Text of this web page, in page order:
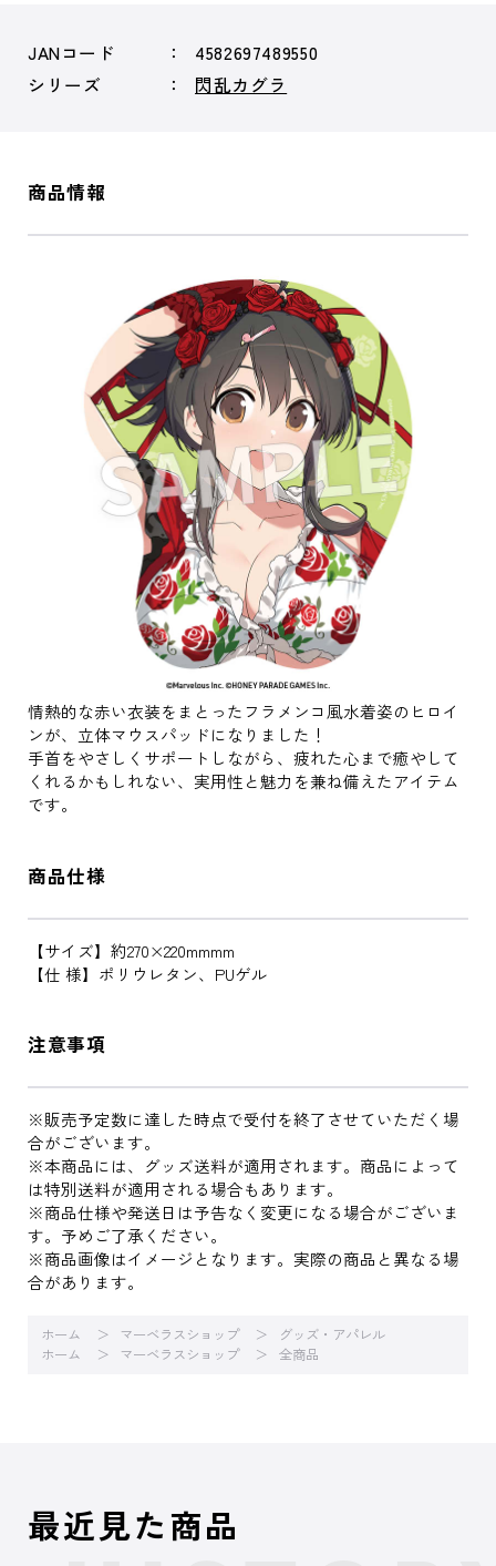
JANコード
4582697489550
シリーズ
閃乱カグラ
商品情報
情熱的な赤い衣装をまとったフラメンコ風水着姿のヒロイ
ンが、立体マウスパッドになりました！
手首をやさしくサポートしながら、疲れた心まで癒やして
くれるかもしれない、実用性と魅力を兼ね備えたアイテム
です。
商品仕様
【サイズ】約270×220mmmm
【仕 様】ポリウレタン、PUゲル
注意事項
※販売予定数に達した時点で受付を終了させていただく場
合がございます。
※本商品には、グッズ送料が適用されます。商品によって
は特別送料が適用される場合もあります。
※商品仕様や発送日は予告なく変更になる場合がございま
す。予めご了承ください。
※商品画像はイメージとなります。実際の商品と異なる場
合があります。
ホーム マーベラスショップ
グッズ・アパレル
ホーム
マーベラスショップ 全商品
最近見た商品